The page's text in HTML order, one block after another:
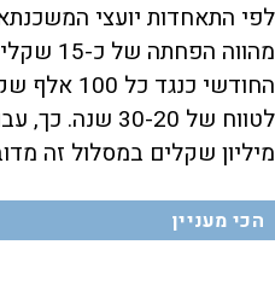
מהווה
החודשי
לטווח של 30-
מיליון שקלים במסלול זה מדובר
הכי מעניין